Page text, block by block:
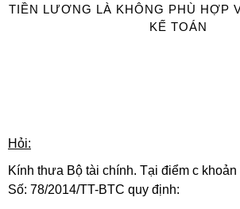
TIỀN LƯƠNG LÀ KHÔNG PHÙ HỢP
KẾ TOÁN
Hỏi:
Kính thưa Bộ tài chính. Tại điểm c
Số: 78/2014/TT-BTC quy định: